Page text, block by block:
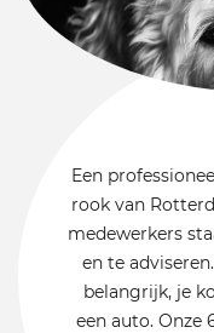
Een
rook van
medewerkers
en te
belangrijk, je
een auto. Onze